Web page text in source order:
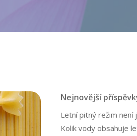
Nejnovější
Letní pitný režim není
Kolik vody obsahuje